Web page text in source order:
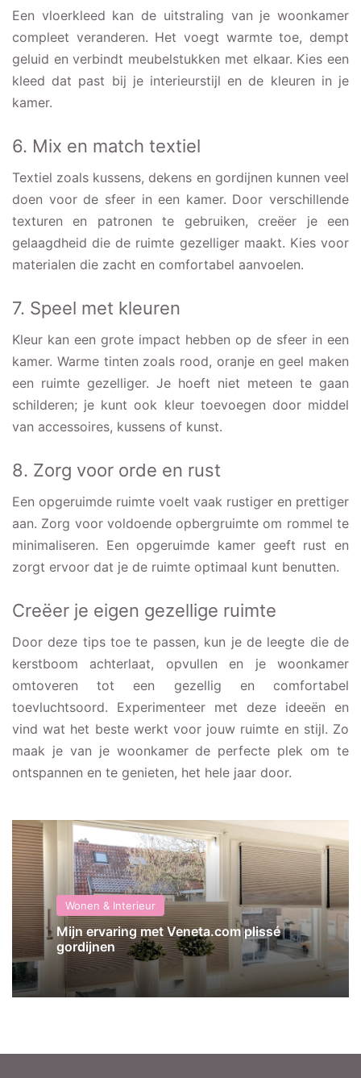
Een vloerkleed kan de uitstraling van je woonkamer
compleet veranderen. Het voegt warmte toe, dempt
geluid en verbindt meubelstukken met elkaar. Kies een
kleed dat past bij je interieurstijl en de kleuren in je
kamer.
6. Mix en match textiel
Textiel zoals kussens, dekens en gordijnen kunnen veel
doen voor de sfeer in een kamer. Door verschillende
texturen en patronen te gebruiken, creëer je een
gelaagdheid die de ruimte gezelliger maakt. Kies voor
materialen die zacht en comfortabel aanvoelen.
7. Speel met kleuren
Kleur kan een grote impact hebben op de sfeer in een
kamer. Warme tinten zoals rood, oranje en geel maken
een ruimte gezelliger. Je hoeft niet meteen te gaan
schilderen; je kunt ook kleur toevoegen door middel
van accessoires, kussens of kunst.
8. Zorg voor orde en rust
Een opgeruimde ruimte voelt vaak rustiger en prettiger
aan. Zorg voor voldoende opbergruimte om rommel te
minimaliseren. Een opgeruimde kamer geeft rust en
zorgt ervoor dat je de ruimte optimaal kunt benutten.
Creëer je eigen gezellige ruimte
Door deze tips toe te passen, kun je de leegte die de
kerstboom achterlaat, opvullen en je woonkamer
omtoveren tot een gezellig en comfortabel
toevluchtsoord. Experimenteer met deze ideeën en
vind wat het beste werkt voor jouw ruimte en stijl. Zo
maak je van je woonkamer de perfecte plek om te
ontspannen en te genieten, het hele jaar door.
Wonen & Interieur
Mijn ervaring met Veneta.com plissé
gordijnen